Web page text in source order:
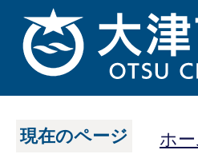
現在のページ ホ